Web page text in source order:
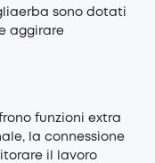
sono dotati
aggirare
funzioni extra
la connessione
il lavoro